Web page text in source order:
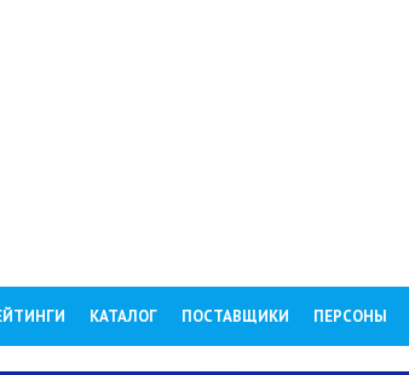
КАТАЛОГ ПОСТАВЩИКИ ПЕРСОНЫ